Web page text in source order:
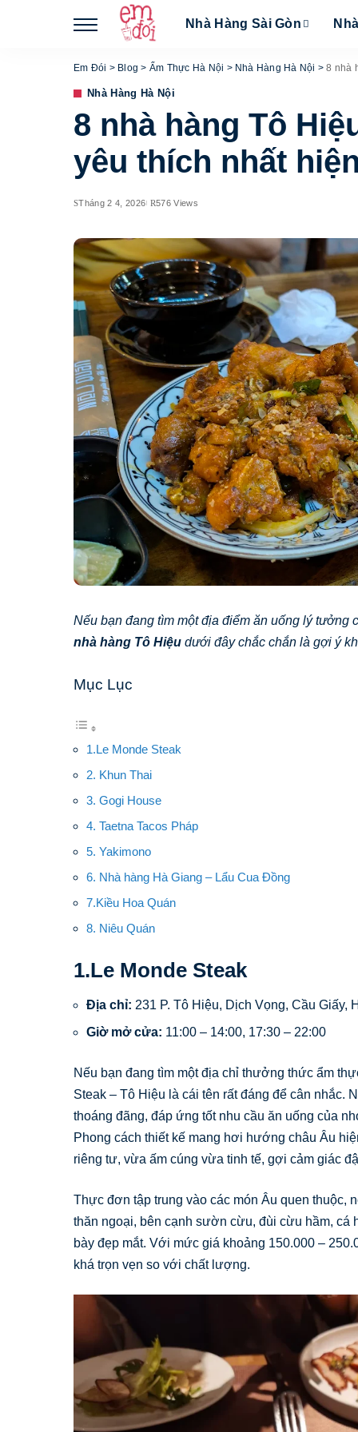
Nhà Hàng Sài Gòn
Em Đói > Blog > Ẩm Thực Hà Nội > Nhà Hàng Hà Nội >8 nhà
Nhà Hàng Hà Nội
8 nhà hàng Tô
yêu thích nhất
Tháng 2 4, 2026 576 Views
Nếu bạn đang tìm một địa điểm ăn uống lý tưởng
nhà hàng Tô Hiệu dưới đây chắc chắn là gợi ý
Mục Lục
1.Le Monde Steak
2. Khun Thai
3. Gogi House
4. Taetna Tacos Pháp
5. Yakimono
6. Nhà hàng Hà Giang – Lẩu Cua Đồng
7.Kiều Hoa Quán
8. Niêu Quán
1.Le Monde Steak
Địa chỉ: 231 P. Tô Hiệu, Dịch Vọng, Cầu Giấy,
Giờ mở cửa: 11:00 – 14:00, 17:30 – 22:00
Nếu bạn đang tìm một địa chỉ thưởng thức ẩm
Steak – Tô Hiệu là cái tên rất đáng để cân nhắc.
thoáng đãng, đáp ứng tốt nhu cầu ăn uống của
Phong cách thiết kế mang hơi hướng châu Âu
riêng tư, vừa ấm cúng vừa tinh tế, gợi cảm giác
Thực đơn tập trung vào các món Âu quen thuộc,
thăn ngoại, bên cạnh sườn cừu, đùi cừu hầm, cá
bày đẹp mắt. Với mức giá khoảng 150.000 –
khá trọn vẹn so với chất lượng.